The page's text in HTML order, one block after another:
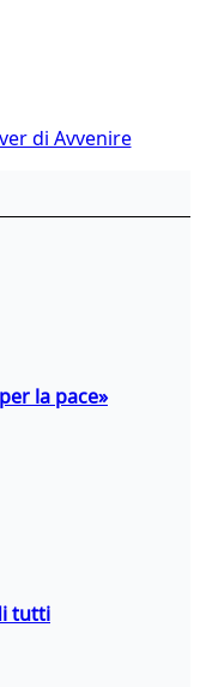
di Avvenire
la pace»
tutti